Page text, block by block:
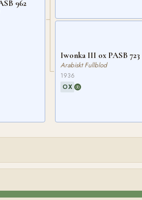
962
Iwonka III ox PASB 723
Arabiskt Fullblod
1936
OX